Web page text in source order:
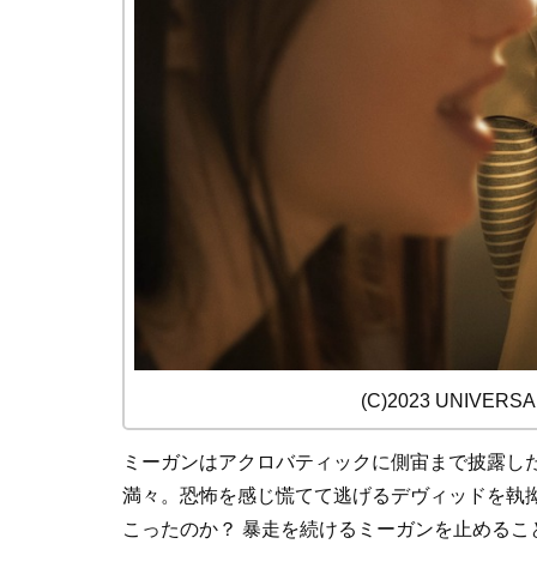
(C)2023
ミーガンはアクロバティックに側宙まで披露
満々。恐怖を感じ慌てて逃げるデヴィッドを執
こったのか？ 暴走を続けるミーガンを止める